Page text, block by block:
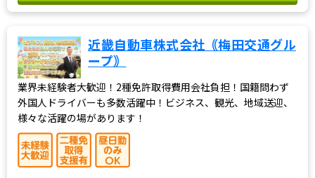
近畿自動車株式会社｟梅田交通グル
ープ｠
業界未経験者大歓迎！2種免許取得費用会社負担！国籍問わず
外国人ドライバーも多数活躍中！ビジネス、観光、地域送迎、
様々な活躍の場があります！